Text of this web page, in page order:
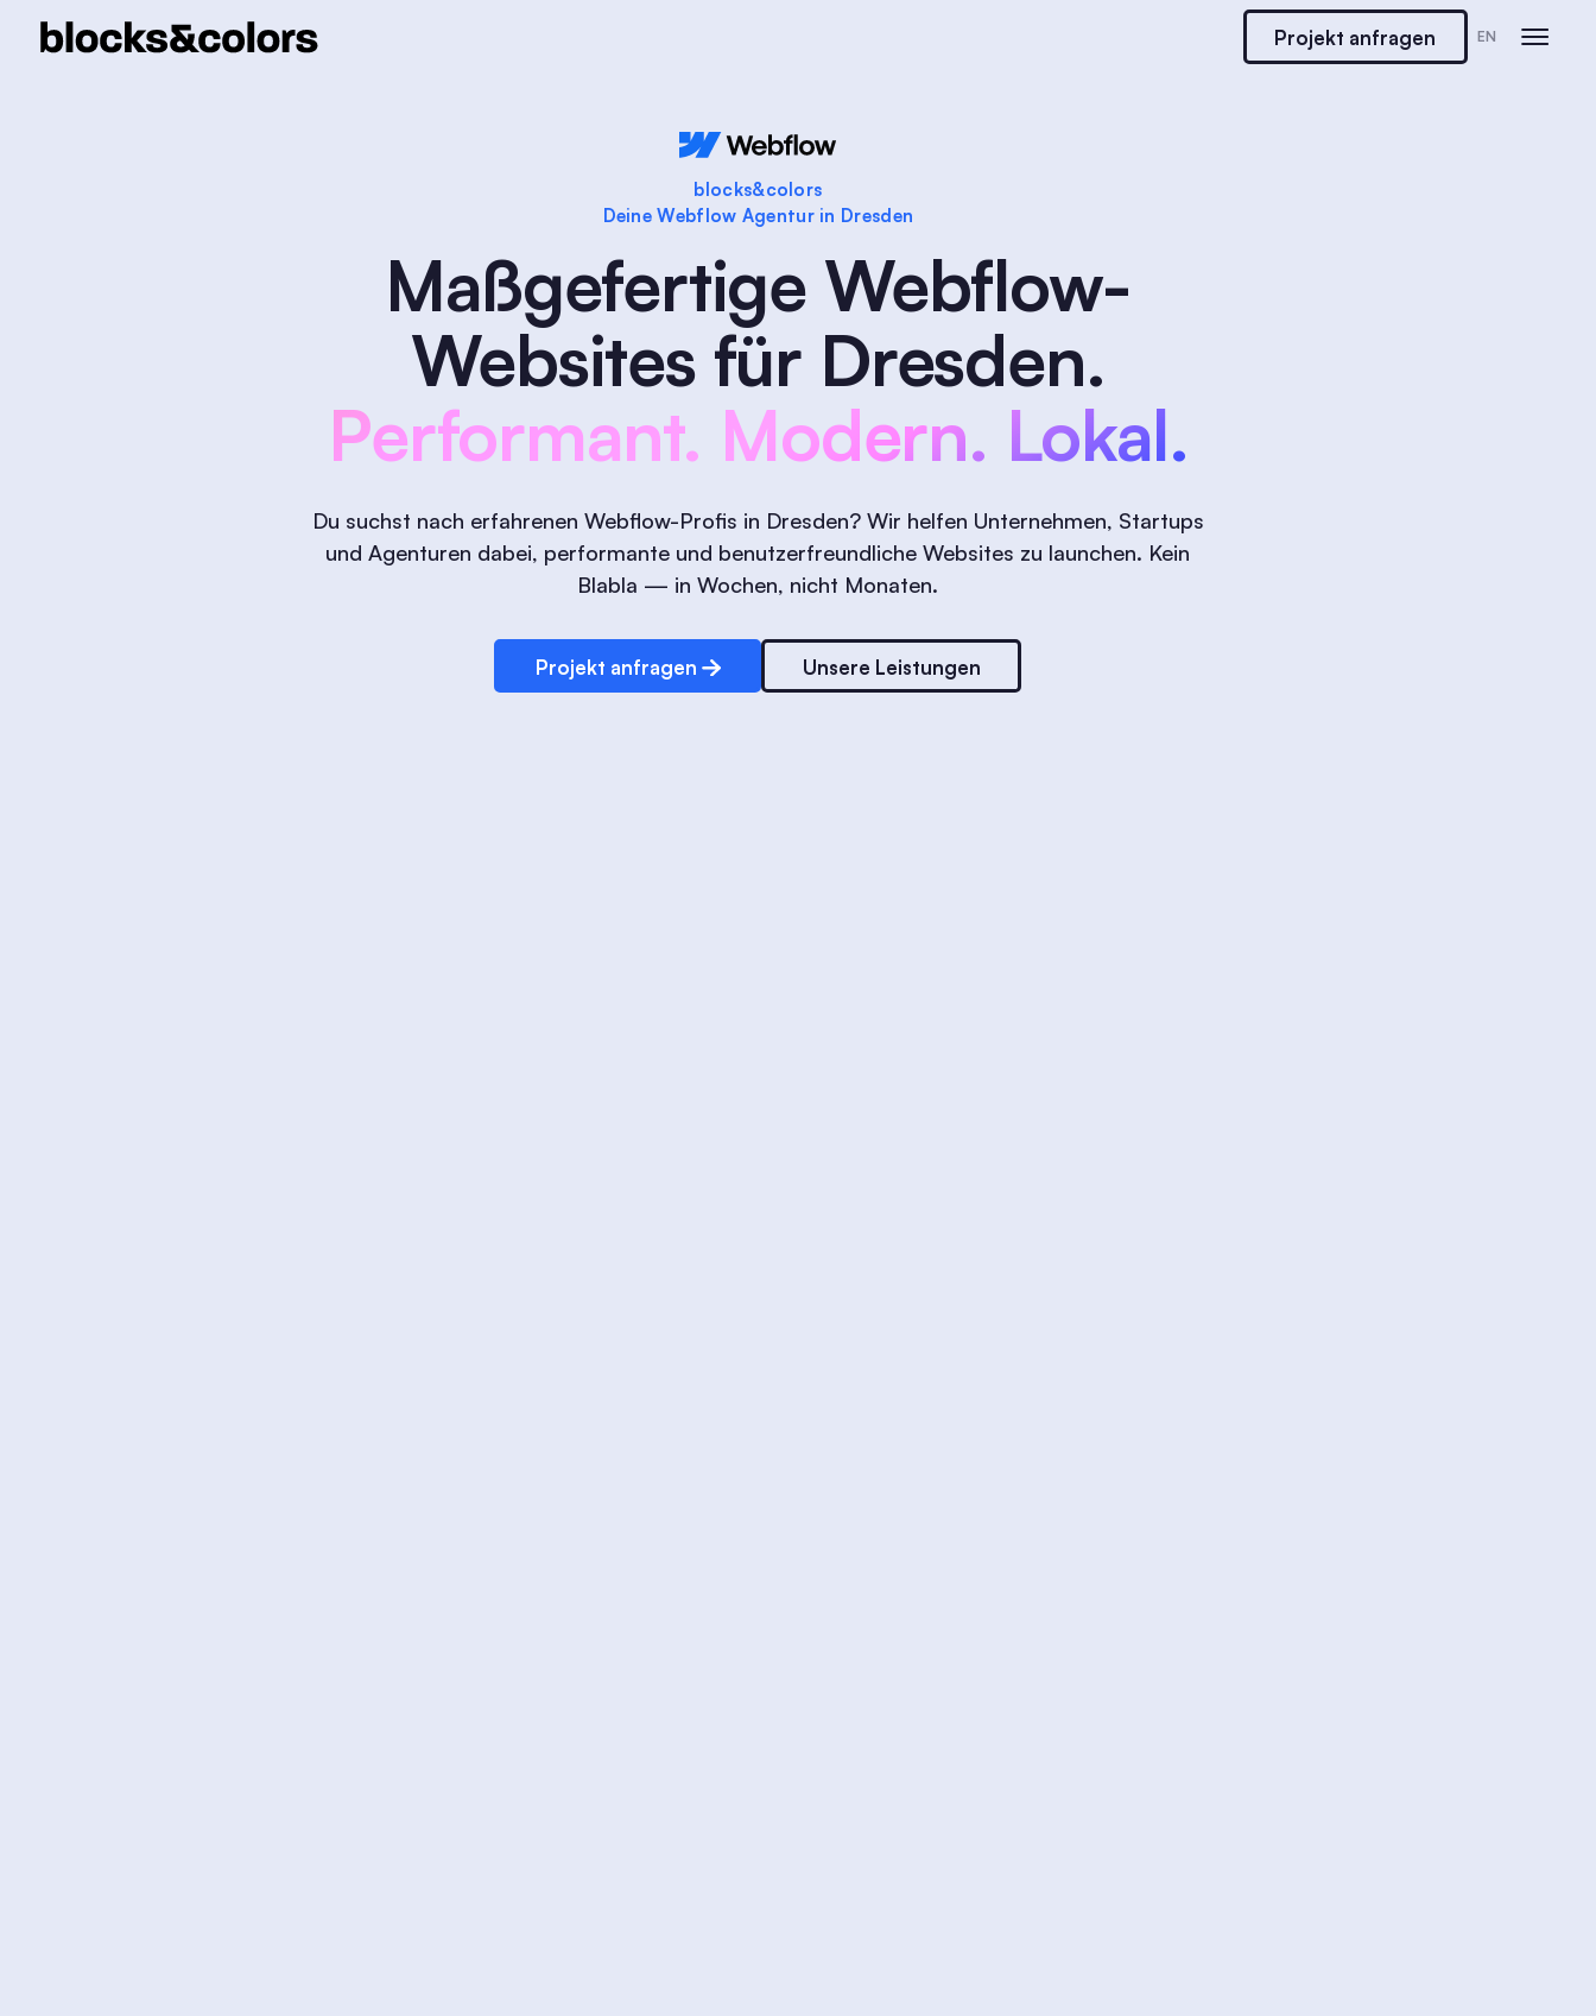
Projekt anfragen EN
blocks&colors
Deine Webflow Agentur in Dresden
Maßgefertige Webflow-
Websites für Dresden.
Performant. Modern. Lokal.
Du suchst nach erfahrenen Webflow-Profis in Dresden? Wir helfen Unternehmen, Startups
und Agenturen dabei, performante und benutzerfreundliche Websites zu launchen. Kein
Blabla — in Wochen, nicht Monaten.
Projekt anfragen Unsere Leistungen